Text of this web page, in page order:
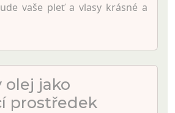
vaše pleť a vlasy krásné a
olej jako
prostředek